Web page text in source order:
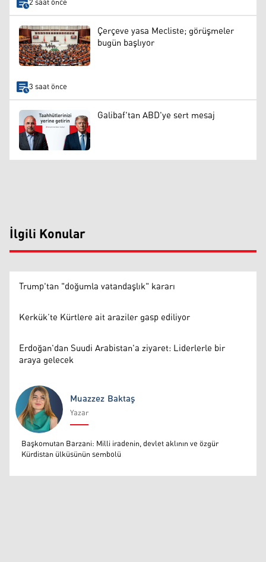
Çerçeve yasa Mecliste; görüşmeler
bugün başlıyor
3 saat önce
Galibaf'tan ABD'ye sert mesaj
İlgili Konular
Trump'tan "doğumla vatandaşlık" kararı
Kerkük’te Kürtlere ait araziler gasp ediliyor
Erdoğan'dan Suudi Arabistan'a ziyaret: Liderlerle bir
araya gelecek
Muazzez Baktaş
Muazzez Baktaş
Yazar
Başkomutan Barzani: Milli iradenin, devlet aklının ve özgür
Kürdistan ülküsünün sembolü